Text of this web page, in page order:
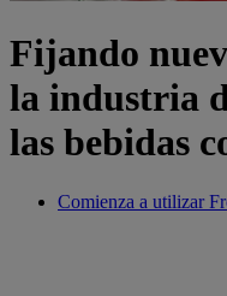
Fijando
la industria
las bebidas
Comienza a utilizar